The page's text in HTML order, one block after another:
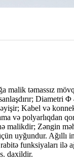
malik təmassız
Diametri
Kabel və
və polyarlıqdan
malikdir; Zəngin
uyğundur. Ağıllı
funksiyaları ilə
daxildir.